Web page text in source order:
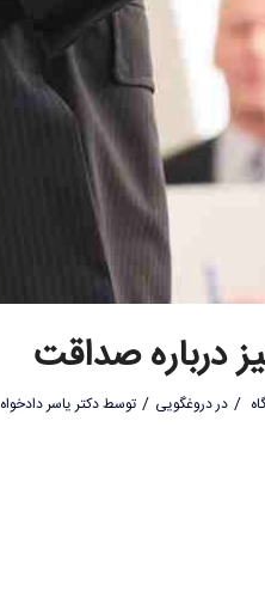
درباره صداقت
/ دردروغگویی / توسطدکتر یاسر دادخواه